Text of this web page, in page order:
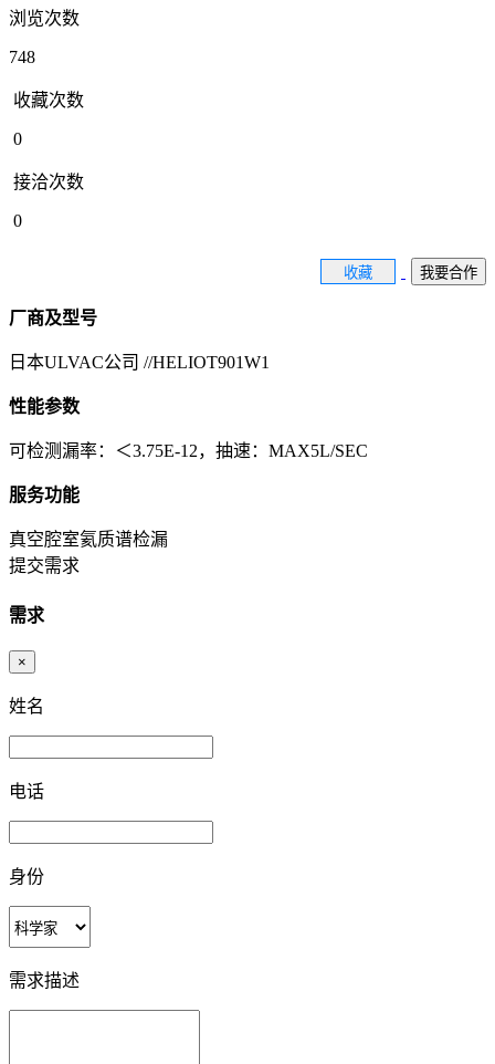
浏览次数
748
收藏次数
0
接洽次数
0
收藏 我要合作
厂商及型号
日本ULVAC公司 //HELIOT901W1
性能参数
可检测漏率：＜3.75E-12，抽速：MAX5L/SEC
服务功能
真空腔室氦质谱检漏
提交需求
需求
×
姓名
电话
身份
需求描述